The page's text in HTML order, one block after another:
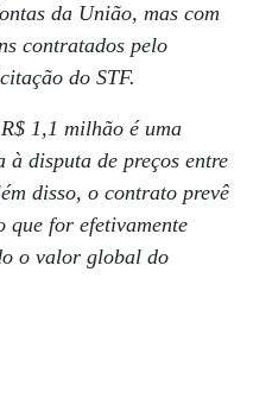
da União, mas com
contratados pelo
do STF.
1,1 milhão é uma
à disputa de preços entre
disso, o contrato prevê
que for efetivamente
o valor global do